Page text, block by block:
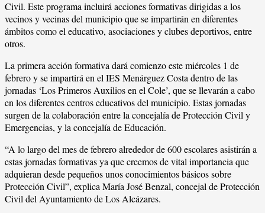
Civil. Este programa incluirá acciones formativas dirigidas a los
vecinos y vecinas del municipio que se impartirán en diferentes
ámbitos como el educativo, asociaciones y clubes deportivos, entre
otros.
La primera acción formativa dará comienzo este miércoles 1 de
febrero y se impartirá en el IES Menárguez Costa dentro de las
jornadas ‘Los Primeros Auxilios en el Cole’, que se llevarán a cabo
en los diferentes centros educativos del municipio. Estas jornadas
surgen de la colaboración entre la concejalía de Protección Civil y
Emergencias, y la concejalía de Educación.
“A lo largo del mes de febrero alrededor de 600 escolares asistirán a
estas jornadas formativas ya que creemos de vital importancia que
adquieran desde pequeños unos conocimientos básicos sobre
Protección Civil”, explica María José Benzal, concejal de Protección
Civil del Ayuntamiento de Los Alcázares.